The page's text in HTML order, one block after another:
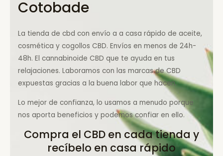
Cotobade
La tienda de cbd con envío a a casa rápido de aceite,
cosmética y cogollos CBD. Envíos en menos de 24h-
48h. El cannabinoide CBD que te ayuda en tus
relajaciones. Laboramos con las marcas de CBD
expuestas gracias a la buena labor que hacen.
Lo mejor de confianza, lo usamos a menudo porque
nos aporta beneficios y podemos confiar en ello.
Compra el CBD en cada tienda y
recíbelo en casa rápido